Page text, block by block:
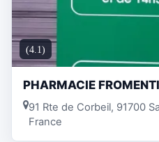
(4.1)
PHARMACIE
91 Rte de Corbeil, 91700
France